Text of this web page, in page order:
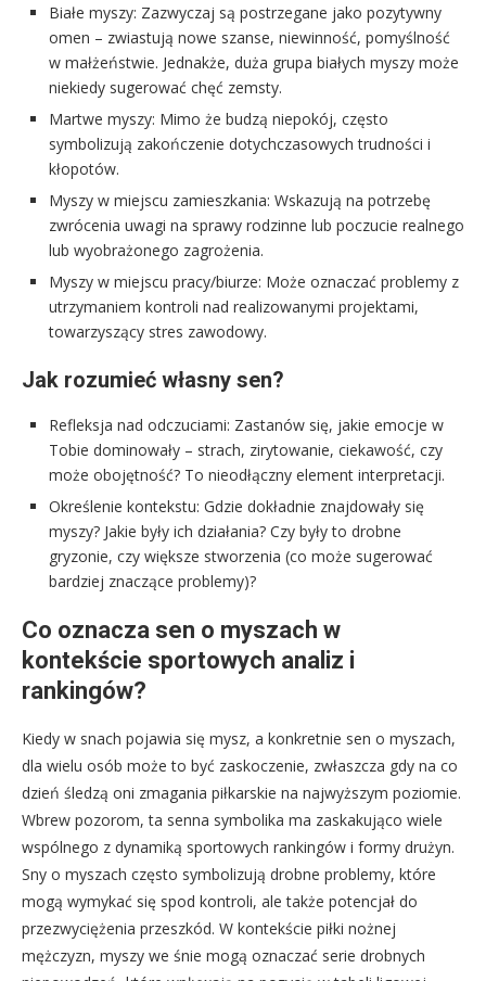
Białe myszy: Zazwyczaj są postrzegane jako pozytywny
omen – zwiastują nowe szanse, niewinność, pomyślność
w małżeństwie. Jednakże, duża grupa białych myszy może
niekiedy sugerować chęć zemsty.
Martwe myszy: Mimo że budzą niepokój, często
symbolizują zakończenie dotychczasowych trudności i
kłopotów.
Myszy w miejscu zamieszkania: Wskazują na potrzebę
zwrócenia uwagi na sprawy rodzinne lub poczucie realnego
lub wyobrażonego zagrożenia.
Myszy w miejscu pracy/biurze: Może oznaczać problemy z
utrzymaniem kontroli nad realizowanymi projektami,
towarzyszący stres zawodowy.
Jak rozumieć własny sen?
Refleksja nad odczuciami: Zastanów się, jakie emocje w
Tobie dominowały – strach, zirytowanie, ciekawość, czy
może obojętność? To nieodłączny element interpretacji.
Określenie kontekstu: Gdzie dokładnie znajdowały się
myszy? Jakie były ich działania? Czy były to drobne
gryzonie, czy większe stworzenia (co może sugerować
bardziej znaczące problemy)?
Co oznacza sen o myszach w
kontekście sportowych analiz i
rankingów?
Kiedy w snach pojawia się mysz, a konkretnie sen o myszach,
dla wielu osób może to być zaskoczenie, zwłaszcza gdy na co
dzień śledzą oni zmagania piłkarskie na najwyższym poziomie.
Wbrew pozorom, ta senna symbolika ma zaskakująco wiele
wspólnego z dynamiką sportowych rankingów i formy drużyn.
Sny o myszach często symbolizują drobne problemy, które
mogą wymykać się spod kontroli, ale także potencjał do
przezwyciężenia przeszkód. W kontekście piłki nożnej
mężczyzn, myszy we śnie mogą oznaczać serie drobnych